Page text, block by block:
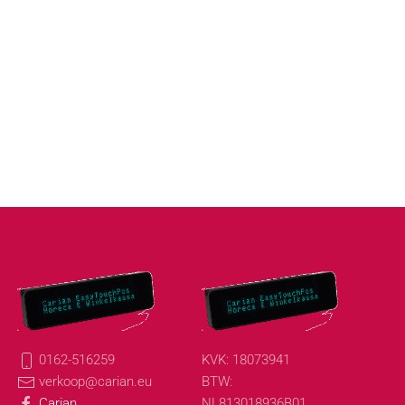
0162-516259
verkoop@carian.eu
KVK: 18073941
BTW: